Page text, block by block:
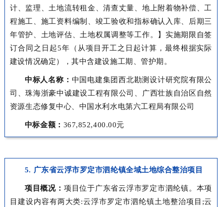
计、监理、土地流转租金、清查丈量、地上附着物补偿、工
程施工、施工资料编制、竣工验收和指标确认入库、后期三
年管护、土地评估、土地权属调整等工作。】实施期限自签
订合同之日起5年（从项目开工之日起计算，最终根据实际
建设情况确定），其中含建设施工期、管护期。
中标人名称： 中国电建集团西北勘测设计研究院有限公
司、珠海浙豪中诚建设工程有限公司、广西壮族自治区自然
资源生态修复中心、中国水利水电第六工程局有限公司
中标金额： 367,852,400.00元
5. 广东省云浮市罗定市泗纶镇全域土地综合整治项目
项目概况： 项目位于广东省云浮市罗定市泗纶镇。本项
目建设内容有两大类:云浮市罗定市泗纶镇土地整治项目;云